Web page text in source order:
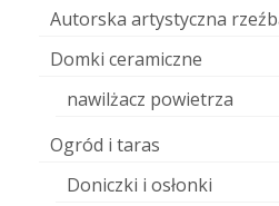
Autorska artystyczna
Domki ceramiczne
nawilżacz powietrza
Ogród i taras
Doniczki i osłonki